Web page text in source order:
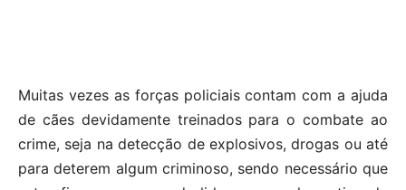
Muitas vezes as forças policiais contam com a ajuda
de cães devidamente treinados para o combate ao
crime, seja na detecção de explosivos, drogas ou até
para deterem algum criminoso, sendo necessário que